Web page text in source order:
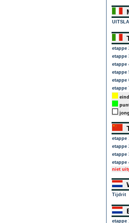
etappe
etappe
etappe
etappe
etappe
etappe
etappe
etappe
etappe
etappe
niet
Tijdrit
etappe